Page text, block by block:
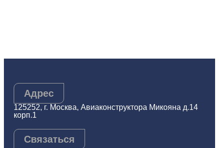
Адрес
125252, г. Москва, Авиаконструктора Микояна д.14
корп.1
Связаться